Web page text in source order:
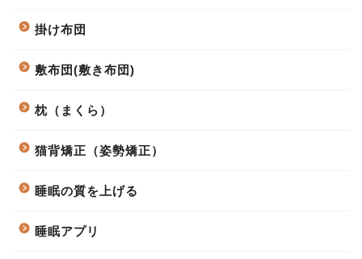
掛け布団
敷布団(敷き布団)
枕（まくら）
猫背矯正（姿勢矯正）
睡眠の質を上げる
睡眠アプリ